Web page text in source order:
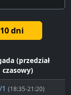
dni
(przedział
czasowy)
(18:35-21:20)